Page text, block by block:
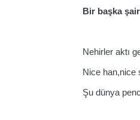
Bir başka
Nehirler aktı
Nice han,nice
Şu dünya